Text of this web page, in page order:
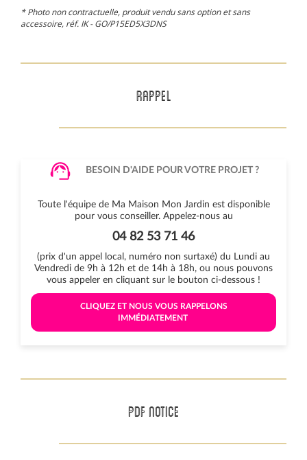
* Photo non contractuelle, produit vendu sans option et sans
accessoire, réf. IK - GO/P15ED5X3DNS
RAPPEL
BESOIN D'AIDE POUR VOTRE PROJET ?
Toute l'équipe de Ma Maison Mon Jardin est disponible
pour vous conseiller. Appelez-nous au
04 82 53 71 46
(prix d'un appel local, numéro non surtaxé) du Lundi au
Vendredi de 9h à 12h et de 14h à 18h, ou nous pouvons
vous appeler en cliquant sur le bouton ci-dessous !
IMMÉDIATEMENT
PDF NOTICE